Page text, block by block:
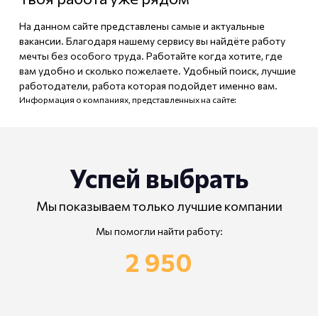
На данном сайте представлены самые и актуальные
вакансии. Благодаря нашему сервису вы найдёте работу
мечты без особого труда. Работайте когда хотите, где
вам удобно и сколько пожелаете. Удобный поиск, лучшие
работодатели, работа которая подойдет именно вам.
Информация о компаниях, представленных на сайте:
Успей выбрать
Мы показываем только лучшие компании
Мы помогли найти работу:
2 950